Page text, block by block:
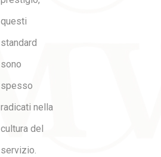
questi
standard
sono
spesso
radicati nella
cultura del
servizio.